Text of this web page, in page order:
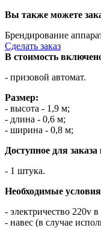
Вы также можете
Брендирование
Сделать заказ
В стоимость
- призовой автомат.
Размер:
- высота - 1,9 м;
- длина - 0,6 м;
- ширина - 0,8 м;
Доступное для
- 1 штука.
Необходимые
- электричество 220v
- навес (в случае